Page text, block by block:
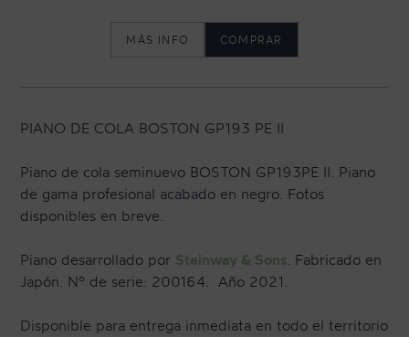
MÁS INFO COMPRAR
PIANO DE COLA BOSTON GP193 PE II
Piano de cola seminuevo BOSTON GP193PE II. Piano
de gama profesional acabado en negro. Fotos
disponibles en breve.
Piano desarrollado por Steinway & Sons. Fabricado en
Japón. Nº de serie: 200164. Año 2021.
Disponible para entrega inmediata en todo el territorio